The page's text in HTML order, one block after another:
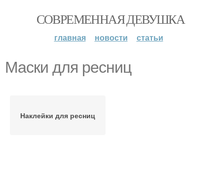
СОВРЕМЕННАЯ ДЕВУШКА
главная новости статьи
Маски для ресниц
Наклейки для ресниц